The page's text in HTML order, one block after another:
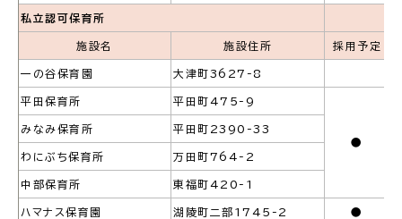
公共施設
便利なサービス
私立認可保育所
施設名 施設住所 採用予定
一の谷保育園 大津町3627-8
平田保育所 平田町475-9
●
みなみ保育所 平田町2390-33
わにぶち保育所 万田町764-2
中部保育所 東福町420-1
ハマナス保育園 湖陵町二部1745-2 ●